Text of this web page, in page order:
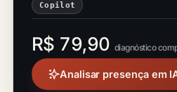
Copilot
R$ 79,90 diagnóstico
Analisar presença em